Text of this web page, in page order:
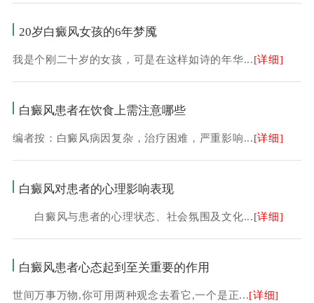
20岁白癜风女孩的6年梦魇
我是个刚二十岁的女孩，可是在这样如诗的年华...[详细]
白癜风患者在饮食上需注意哪些
编者按：白癜风病因复杂，治疗困难，严重影响...[详细]
白癜风对患者的心理影响表现
白癜风与患者的心理状态、社会氛围及文化...[详细]
白癜风患者心态起到至关重要的作用
世间万事万物,你可用两种观念去看它,一个是正...[详细]